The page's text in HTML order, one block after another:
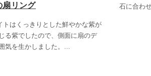
扇リング
トはくっきりとした鮮やかな紫が
る紫でしたので、側面に扇のデ
気を生かしました。 ...
石に合わ